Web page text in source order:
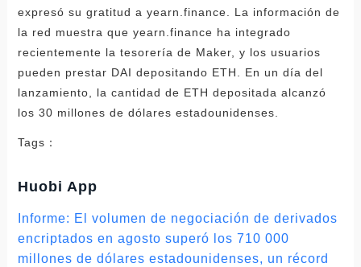
expresó su gratitud a yearn.finance. La información de
la red muestra que yearn.finance ha integrado
recientemente la tesorería de Maker, y los usuarios
pueden prestar DAI depositando ETH. En un día del
lanzamiento, la cantidad de ETH depositada alcanzó
los 30 millones de dólares estadounidenses.
Tags：
Huobi App
Informe: El volumen de negociación de derivados
encriptados en agosto superó los 710 000
millones de dólares estadounidenses, un récord